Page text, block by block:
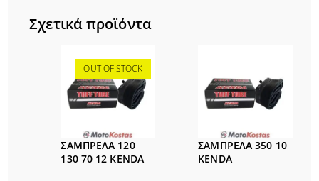
Σχετικά προϊόντα
OUT OF STOCK
ΣΑΜΠΡΕΛΑ 120
130 70 12 KENDA
ΣΑΜΠΡΕΛΑ 350 10
KENDA